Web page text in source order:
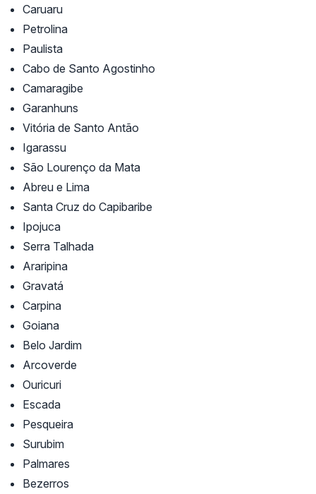
Caruaru
Petrolina
Paulista
Cabo de Santo Agostinho
Camaragibe
Garanhuns
Vitória de Santo Antão
Igarassu
São Lourenço da Mata
Abreu e Lima
Santa Cruz do Capibaribe
Ipojuca
Serra Talhada
Araripina
Gravatá
Carpina
Goiana
Belo Jardim
Arcoverde
Ouricuri
Escada
Pesqueira
Surubim
Palmares
Bezerros